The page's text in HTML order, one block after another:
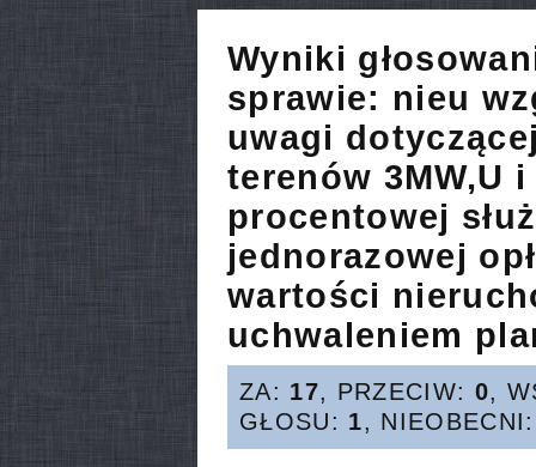
Wyniki
sprawie: nieu
uwagi
terenów 3MW,U
procentowej
jednorazowej
wartości
uchwaleniem
ZA: 17, PRZECIW: 0,
GŁOSU: 1,